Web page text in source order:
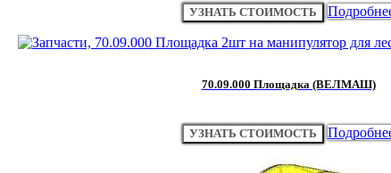
УЗНАТЬ СТОИМОСТЬ
70.09.000 Площадка (ВЕЛМАШ)
УЗНАТЬ СТОИМОСТЬ